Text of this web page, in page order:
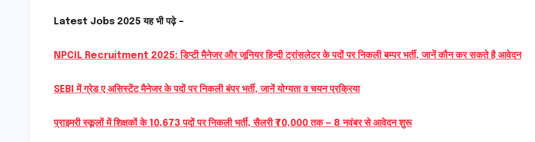
Latest Jobs 2025 यह भी पढ़े –
NPCIL Recruitment 2025: डिप्टी मैनेजर और जूनियर हिन्दी ट्रांसलेटर के पदों पर निकली बम्पर भर्ती, जानें कौन कर सकते है आवेदन
SEBI में ग्रेड ए असिस्टेंट मैनेजर के पदों पर निकली बंपर भर्ती, जानें योग्यता व चयन प्रक्रिया
प्राइमरी स्कूलों में शिक्षकों के 10,673 पदों पर निकली भर्ती, सैलरी ₹70,000 तक — 8 नवंबर से आवेदन शुरू